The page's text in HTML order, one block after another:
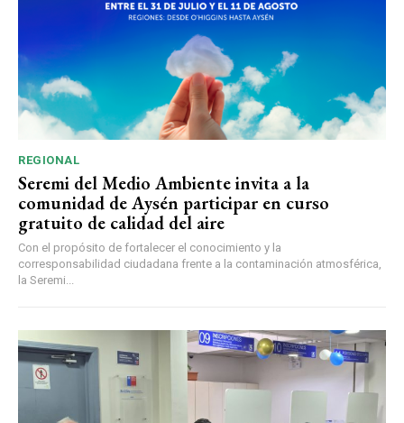
REGIONAL
Seremi del Medio Ambiente invita a la
comunidad de Aysén participar en curso
gratuito de calidad del aire
Con el propósito de fortalecer el conocimiento y la
corresponsabilidad ciudadana frente a la contaminación atmosférica,
la Seremi...